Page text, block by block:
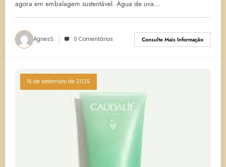
agora em embalagem sustentável. Água de uva…
AgnesS. 0 Comentários Consulte Mais Informação
16 de setembro de 2025